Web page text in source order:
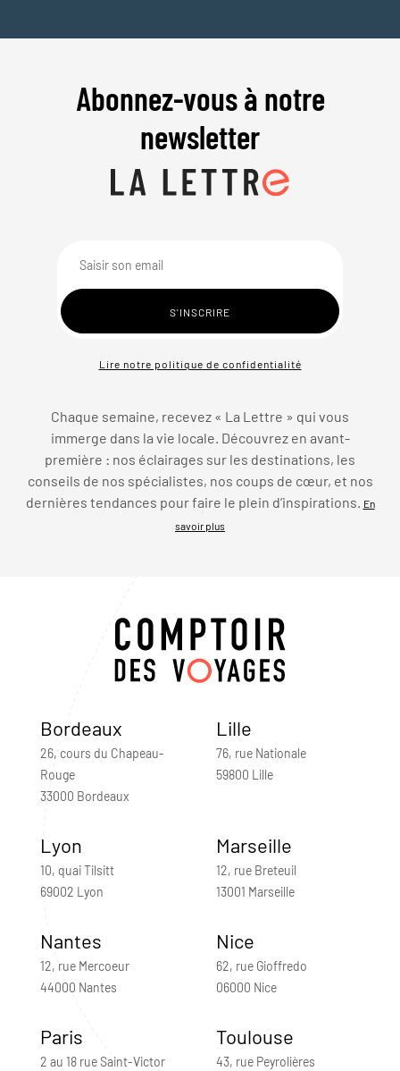
Abonnez-vous à notre
newsletter
Lire notre politique de confidentialité
Chaque semaine, recevez « La Lettre » qui vous
immerge dans la vie locale. Découvrez en avant-
première : nos éclairages sur les destinations, les
conseils de nos spécialistes, nos coups de cœur, et nos
dernières tendances pour faire le plein d’inspirations.
En
savoir plus
Bordeaux
26, cours du Chapeau-
Rouge
33000 Bordeaux
Lille
76, rue Nationale
59800 Lille
Lyon
10, quai Tilsitt
69002 Lyon
Marseille
12, rue Breteuil
13001 Marseille
Nantes
12, rue Mercoeur
44000 Nantes
Nice
62, rue Gioffredo
06000 Nice
Paris
2 au 18 rue Saint-Victor
Toulouse
43, rue Peyrolières